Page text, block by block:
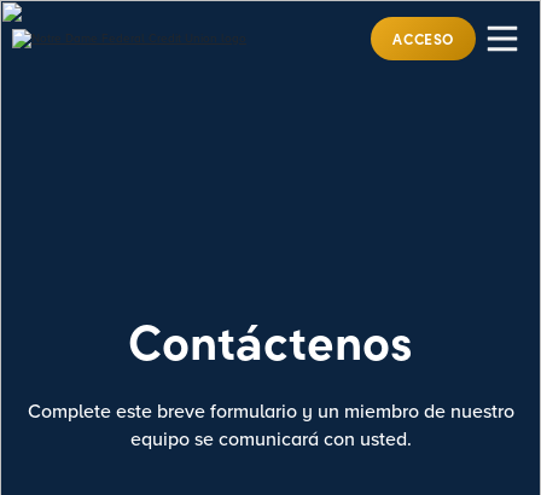
ACCESO
Contáctenos
Complete este breve formulario y un miembro de nuestro
equipo se comunicará con usted.